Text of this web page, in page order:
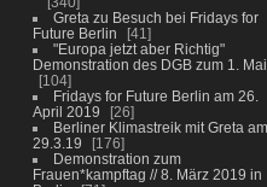
Greta zu Besuch bei Fridays for
Future Berlin
41
"Europa jetzt aber Richtig"
Demonstration des DGB zum 1. Mai
104
Fridays for Future Berlin am 26.
April 2019
26
Berliner Klimastreik mit Greta am
29.3.19
176
Demonstration zum
Frauen*kampftag // 8. März 2019 in